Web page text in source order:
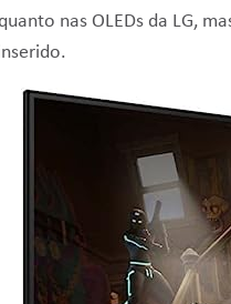
nas OLEDs da LG,